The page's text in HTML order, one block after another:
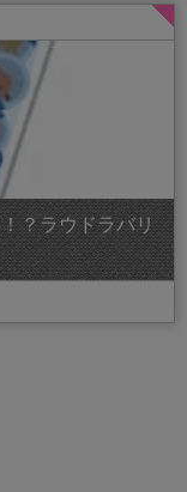
？ラウドラバリ